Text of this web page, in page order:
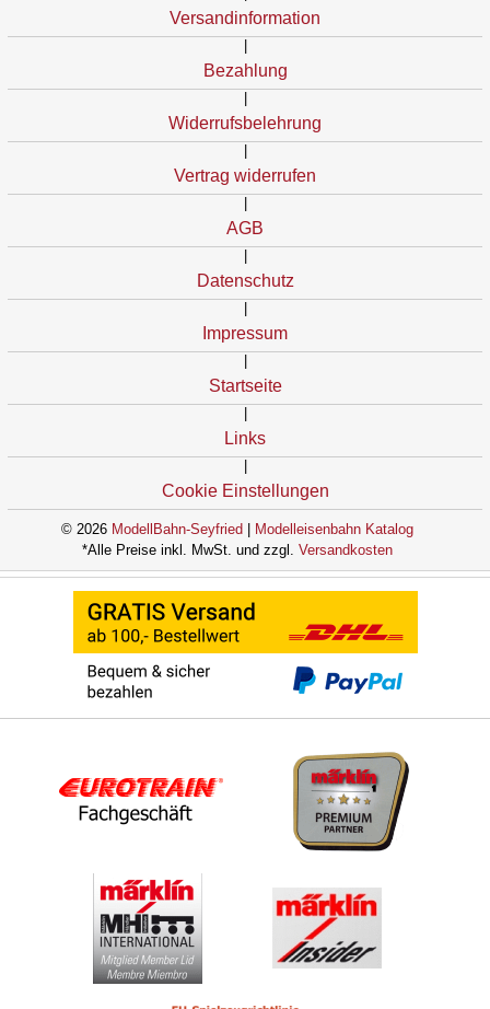
Versandinformation
Bezahlung
Widerrufsbelehrung
Vertrag widerrufen
AGB
Datenschutz
Impressum
Startseite
Links
Cookie Einstellungen
© 2026 ModellBahn-Seyfried
Modelleisenbahn Katalog
*Alle Preise inkl. MwSt. und zzgl. Versandkosten